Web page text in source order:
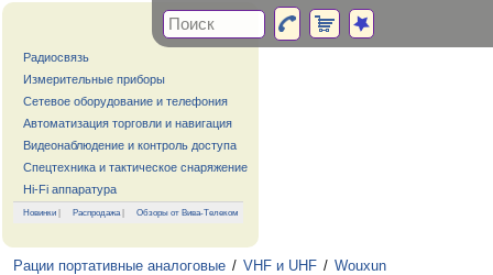
Радиосвязь
Измерительные приборы
Сетевое оборудование и телефония
Автоматизация торговли и навигация
Видеонаблюдение и контроль доступа
Спецтехника и тактическое снаряжение
Hi-Fi аппаратура
Новинки | Распродажа| Обзоры от Вива-Телеком
Рации портативные аналоговые / VHF и UHF / Wouxun